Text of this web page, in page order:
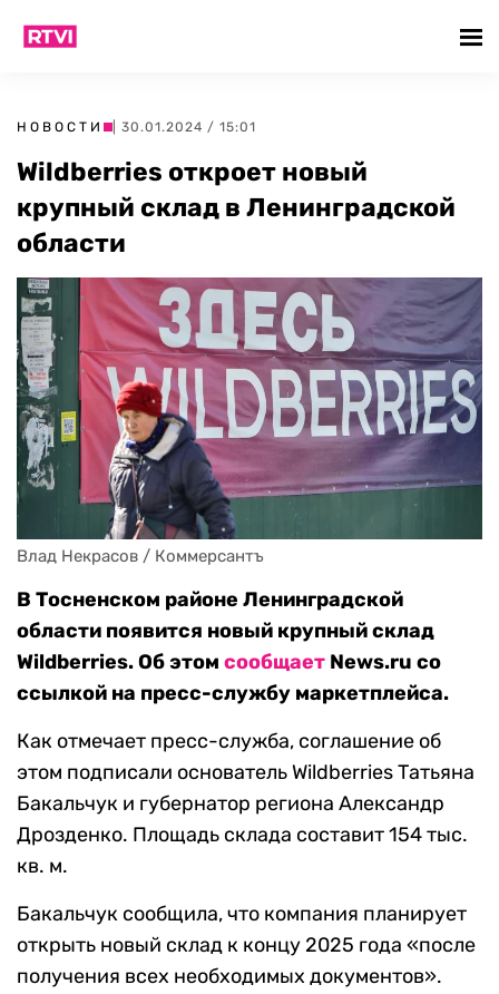
НОВОСТИ | 30.01.2024 / 15:01
Wildberries откроет новый
крупный склад в Ленинградской
области
Влад Некрасов / Коммерсантъ
В Тосненском районе Ленинградской
области появится новый крупный склад
Wildberries. Об этом сообщает News.ru со
ссылкой на пресс-службу маркетплейса.
Как отмечает пресс-служба, соглашение об
этом подписали основатель Wildberries Татьяна
Бакальчук и губернатор региона Александр
Дрозденко. Площадь склада составит 154 тыс.
кв. м.
Бакальчук сообщила, что компания планирует
открыть новый склад к концу 2025 года «после
получения всех необходимых документов».